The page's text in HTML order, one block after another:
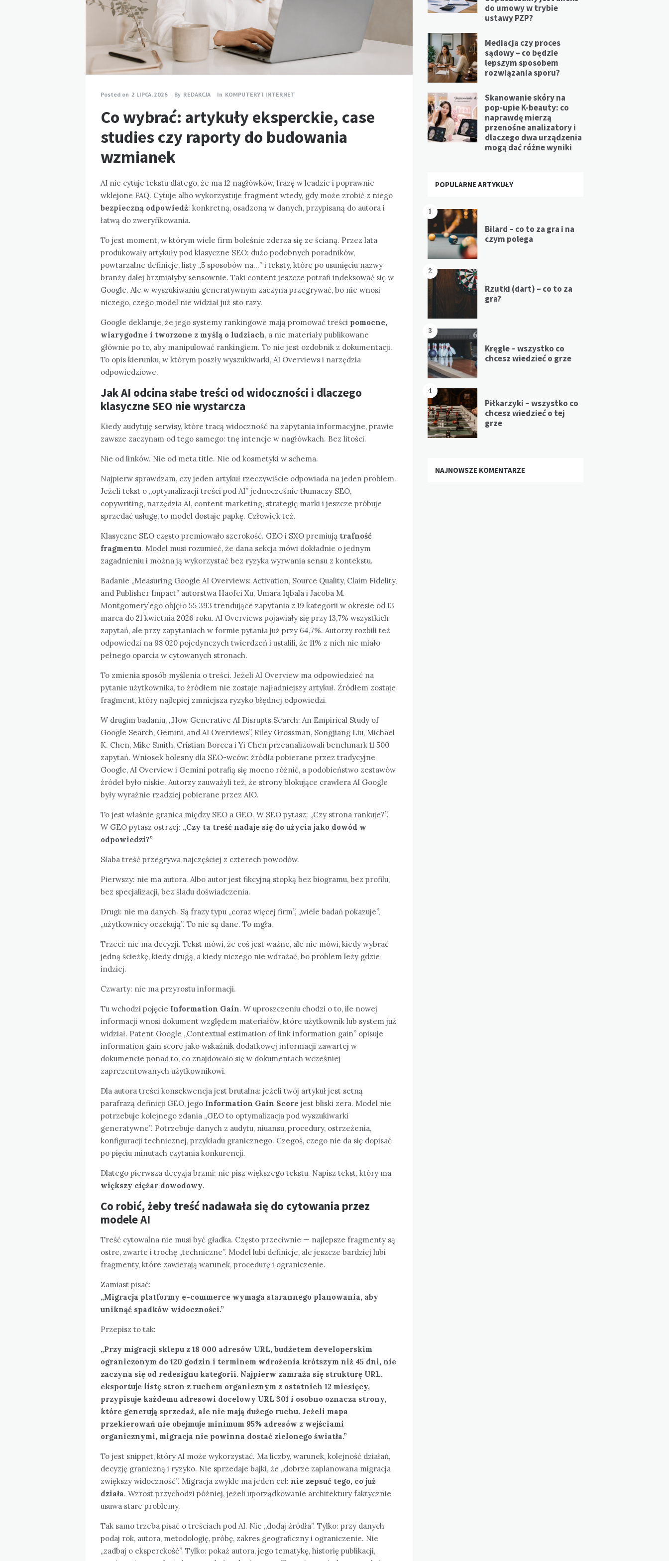
Posted on 2 LIPCA, 2026 By REDAKCJA In KOMPUTERY I INTERNET
Co wybrać: artykuły eksperckie, case
studies czy raporty do budowania
wzmianek
AI nie cytuje tekstu dlatego, że ma 12 nagłówków, frazę w leadzie i poprawnie
wklejone FAQ. Cytuje albo wykorzystuje fragment wtedy, gdy może zrobić z niego
bezpieczną odpowiedź: konkretną, osadzoną w danych, przypisaną do autora i
łatwą do zweryfikowania.
To jest moment, w którym wiele firm boleśnie zderza się ze ścianą. Przez lata
produkowały artykuły pod klasyczne SEO: dużo podobnych poradników,
powtarzalne definicje, listy „5 sposobów na…” i teksty, które po usunięciu nazwy
branży dalej brzmiałyby sensownie. Taki content jeszcze potrafi indeksować się w
Google. Ale w wyszukiwaniu generatywnym zaczyna przegrywać, bo nie wnosi
niczego, czego model nie widział już sto razy.
Google deklaruje, że jego systemy rankingowe mają promować treści pomocne,
wiarygodne i tworzone z myślą o ludziach, a nie materiały publikowane
głównie po to, aby manipulować rankingiem. To nie jest ozdobnik z dokumentacji.
To opis kierunku, w którym poszły wyszukiwarki, AI Overviews i narzędzia
odpowiedziowe.
Jak AI odcina słabe treści od widoczności i dlaczego
klasyczne SEO nie wystarcza
Kiedy audytuję serwisy, które tracą widoczność na zapytania informacyjne, prawie
zawsze zaczynam od tego samego: tnę intencje w nagłówkach. Bez litości.
Nie od linków. Nie od meta title. Nie od kosmetyki w schema.
Najpierw sprawdzam, czy jeden artykuł rzeczywiście odpowiada na jeden problem.
Jeżeli tekst o „optymalizacji treści pod AI” jednocześnie tłumaczy SEO,
copywriting, narzędzia AI, content marketing, strategię marki i jeszcze próbuje
sprzedać usługę, to model dostaje papkę. Człowiek też.
Klasyczne SEO często premiowało szerokość. GEO i SXO premiują trafność
fragmentu. Model musi rozumieć, że dana sekcja mówi dokładnie o jednym
zagadnieniu i można ją wykorzystać bez ryzyka wyrwania sensu z kontekstu.
Badanie „Measuring Google AI Overviews: Activation, Source Quality, Claim Fidelity,
and Publisher Impact” autorstwa Haofei Xu, Umara Iqbala i Jacoba M.
Montgomery’ego objęło 55 393 trendujące zapytania z 19 kategorii w okresie od 13
marca do 21 kwietnia 2026 roku. AI Overviews pojawiały się przy 13,7% wszystkich
zapytań, ale przy zapytaniach w formie pytania już przy 64,7%. Autorzy rozbili też
odpowiedzi na 98 020 pojedynczych twierdzeń i ustalili, że 11% z nich nie miało
pełnego oparcia w cytowanych stronach.
To zmienia sposób myślenia o treści. Jeżeli AI Overview ma odpowiedzieć na
pytanie użytkownika, to źródłem nie zostaje najładniejszy artykuł. Źródłem zostaje
fragment, który najlepiej zmniejsza ryzyko błędnej odpowiedzi.
W drugim badaniu, „How Generative AI Disrupts Search: An Empirical Study of
Google Search, Gemini, and AI Overviews”, Riley Grossman, Songjiang Liu, Michael
K. Chen, Mike Smith, Cristian Borcea i Yi Chen przeanalizowali benchmark 11 500
zapytań. Wniosek bolesny dla SEO-wców: źródła pobierane przez tradycyjne
Google, AI Overview i Gemini potrafią się mocno różnić, a podobieństwo zestawów
źródeł było niskie. Autorzy zauważyli też, że strony blokujące crawlera AI Google
były wyraźnie rzadziej pobierane przez AIO.
To jest właśnie granica między SEO a GEO. W SEO pytasz: „Czy strona rankuje?”.
W GEO pytasz ostrzej: „Czy ta treść nadaje się do użycia jako dowód w
odpowiedzi?”
Słaba treść przegrywa najczęściej z czterech powodów.
Pierwszy: nie ma autora. Albo autor jest fikcyjną stopką bez biogramu, bez profilu,
bez specjalizacji, bez śladu doświadczenia.
Drugi: nie ma danych. Są frazy typu „coraz więcej firm”, „wiele badań pokazuje”,
„użytkownicy oczekują”. To nie są dane. To mgła.
Trzeci: nie ma decyzji. Tekst mówi, że coś jest ważne, ale nie mówi, kiedy wybrać
jedną ścieżkę, kiedy drugą, a kiedy niczego nie wdrażać, bo problem leży gdzie
indziej.
Czwarty: nie ma przyrostu informacji.
Tu wchodzi pojęcie Information Gain. W uproszczeniu chodzi o to, ile nowej
informacji wnosi dokument względem materiałów, które użytkownik lub system już
widział. Patent Google „Contextual estimation of link information gain” opisuje
information gain score jako wskaźnik dodatkowej informacji zawartej w
dokumencie ponad to, co znajdowało się w dokumentach wcześniej
zaprezentowanych użytkownikowi.
Dla autora treści konsekwencja jest brutalna: jeżeli twój artykuł jest setną
parafrazą definicji GEO, jego Information Gain Score jest bliski zera. Model nie
potrzebuje kolejnego zdania „GEO to optymalizacja pod wyszukiwarki
generatywne”. Potrzebuje danych z audytu, niuansu, procedury, ostrzeżenia,
konfiguracji technicznej, przykładu granicznego. Czegoś, czego nie da się dopisać
po pięciu minutach czytania konkurencji.
Dlatego pierwsza decyzja brzmi: nie pisz większego tekstu. Napisz tekst, który ma
większy ciężar dowodowy.
Co robić, żeby treść nadawała się do cytowania przez
modele AI
Treść cytowalna nie musi być gładka. Często przeciwnie — najlepsze fragmenty są
ostre, zwarte i trochę „techniczne”. Model lubi definicje, ale jeszcze bardziej lubi
fragmenty, które zawierają warunek, procedurę i ograniczenie.
Zamiast pisać:
„Migracja platformy e-commerce wymaga starannego planowania, aby
uniknąć spadków widoczności.”
Przepisz to tak:
„Przy migracji sklepu z 18 000 adresów URL, budżetem developerskim
ograniczonym do 120 godzin i terminem wdrożenia krótszym niż 45 dni, nie
zaczyna się od redesignu kategorii. Najpierw zamraża się strukturę URL,
eksportuje listę stron z ruchem organicznym z ostatnich 12 miesięcy,
przypisuje każdemu adresowi docelowy URL 301 i osobno oznacza strony,
które generują sprzedaż, ale nie mają dużego ruchu. Jeżeli mapa
przekierowań nie obejmuje minimum 95% adresów z wejściami
organicznymi, migracja nie powinna dostać zielonego światła.”
To jest snippet, który AI może wykorzystać. Ma liczby, warunek, kolejność działań,
decyzję graniczną i ryzyko. Nie sprzedaje bajki, że „dobrze zaplanowana migracja
zwiększy widoczność”. Migracja zwykle ma jeden cel: nie zepsuć tego, co już
działa. Wzrost przychodzi później, jeżeli uporządkowanie architektury faktycznie
usuwa stare problemy.
Tak samo trzeba pisać o treściach pod AI. Nie „dodaj źródła”. Tylko: przy danych
podaj rok, autora, metodologię, próbę, zakres geograficzny i ograniczenie. Nie
„zadbaj o eksperckość”. Tylko: pokaż autora, jego tematykę, historię publikacji,
do umowy w trybie
ustawy PZP?
Mediacja czy proces
sądowy – co będzie
lepszym sposobem
rozwiązania sporu?
Skanowanie skóry na
pop-upie K-beauty: co
naprawdę mierzą
przenośne analizatory i
dlaczego dwa urządzenia
mogą dać różne wyniki
POPULARNE ARTYKUŁY
1
Bilard – co to za gra i na
czym polega
2
Rzutki (dart) – co to za
gra?
3
Kręgle – wszystko co
chcesz wiedzieć o grze
4
Piłkarzyki – wszystko co
chcesz wiedzieć o tej
grze
NAJNOWSZE KOMENTARZE